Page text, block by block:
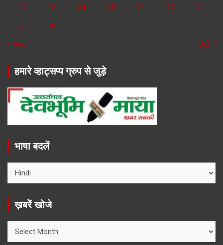
22 23 24 25 26 27 28
29 30
« Aug Oct »
हमारे व्हाट्सप्प ग्रुप से जुड़े
भाषा बदलें
ख़बरें खोजे
खोजे